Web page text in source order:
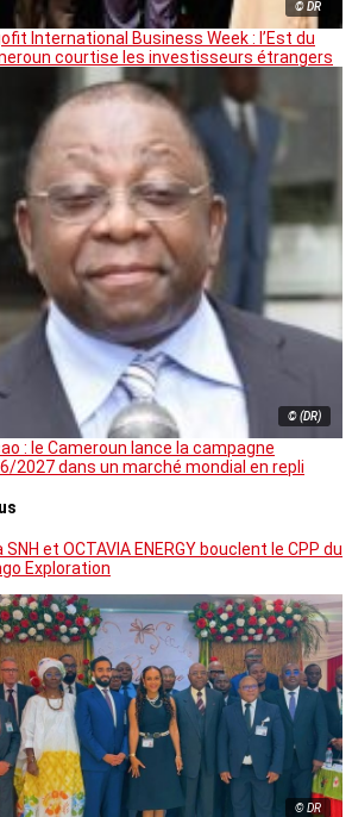
© DR
International Business Week : l’Est du
courtise les investisseurs étrangers
© (DR)
: le Cameroun lance la campagne
2027 dans un marché mondial en repli
SNH et OCTAVIA ENERGY bouclent le CPP du
Exploration
© DR